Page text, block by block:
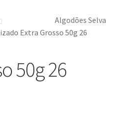
Algodões Selva
Extra Grosso 50g 26
50g 26